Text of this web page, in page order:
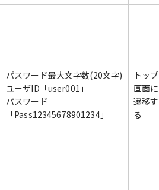
パスワード最大文字数(20文字)
ユーザID「user001」
パスワード
「Pass12345678901234」
トップ
画面に
遷移す
る